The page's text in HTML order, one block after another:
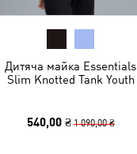
Дитяча майка Essentials
Slim Knotted Tank Youth
540,00 ₴ 1 090,00 ₴